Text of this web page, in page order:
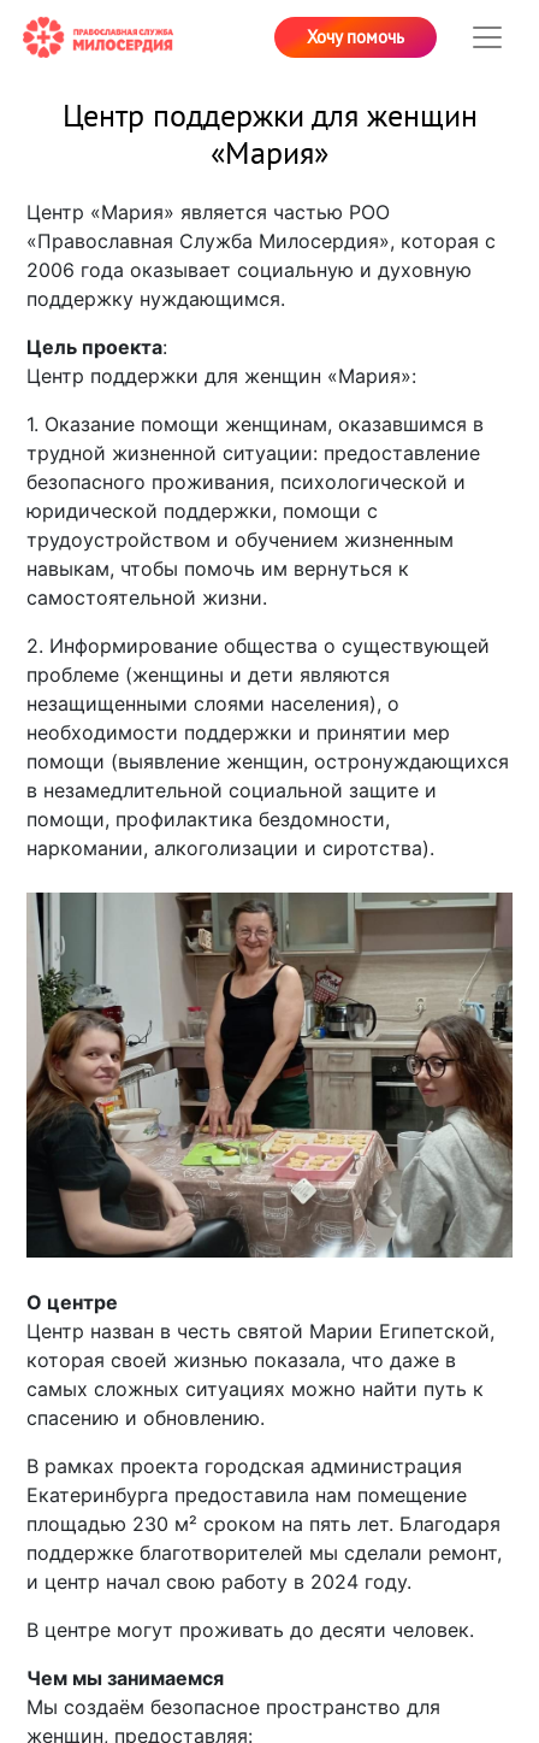
Хочу помочь
Центр поддержки для женщин
«Мария»
Центр «Мария» является частью РОО
«Православная Служба Милосердия», которая с
2006 года оказывает социальную и духовную
поддержку нуждающимся.
Цель проекта:
Центр поддержки для женщин «Мария»:
1. Оказание помощи женщинам, оказавшимся в
трудной жизненной ситуации: предоставление
безопасного проживания, психологической и
юридической поддержки, помощи с
трудоустройством и обучением жизненным
навыкам, чтобы помочь им вернуться к
самостоятельной жизни.
2. Информирование общества о существующей
проблеме (женщины и дети являются
незащищенными слоями населения), о
необходимости поддержки и принятии мер
помощи (выявление женщин, oстронуждающихся
в незамедлительной социальной защите и
пoмощи, профилактика бездомности,
наркомании, алкоголизации и сиротства).
О центре
Центр назван в честь святой Марии Египетской,
которая своей жизнью показала, что даже в
самых сложных ситуациях можно найти путь к
спасению и обновлению.
В рамках проекта городская администрация
Екатеринбурга предоставила нам помещение
площадью 230 м² сроком на пять лет. Благодаря
поддержке благотворителей мы сделали ремонт,
и центр начал свою работу в 2024 году.
В центре могут проживать до десяти человек.
Чем мы занимаемся
Мы создаём безопасное пространство для
женщин, предоставляя: